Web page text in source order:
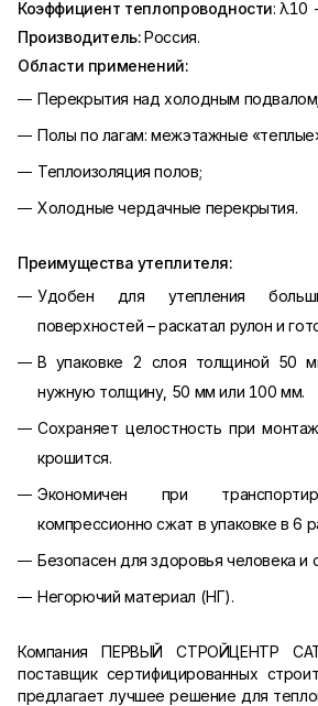
Коэффициент теплопроводности: λ10
Производитель:Россия.
Области применений:
Перекрытия над холодным подвалом;
Полы по лагам: межэтажные
Теплоизоляция полов;
Холодные чердачные перекрытия.
Преимущества утеплителя:
Удобен для утепления
поверхностей – раскатал рулон и
В упаковке 2 слоя толщиной 50
нужную толщину, 50 мм или 100 мм.
Сохраняет целостность при
крошится.
Экономичен при
компрессионно сжат в упаковке в 6
Безопасен для здоровья человека
Негорючий материал (НГ).
Компания ПЕРВЫЙ СТРОЙЦЕНТР
поставщик сертифицированных
предлагает лучшее решение для